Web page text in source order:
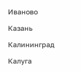
Иваново
Казань
Калининград
Калуга